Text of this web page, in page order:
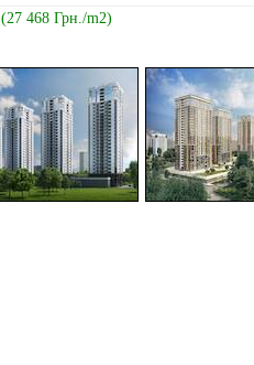
(27 468 Грн./m2)